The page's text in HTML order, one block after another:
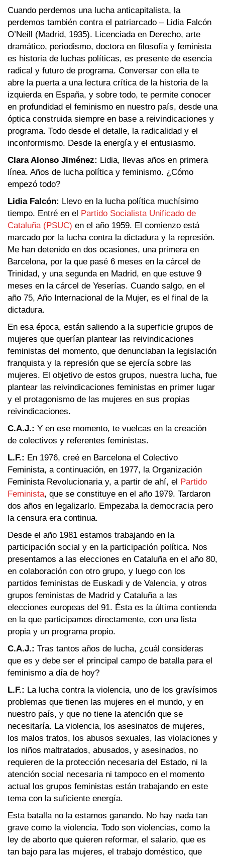
Cuando perdemos una lucha anticapitalista, la
perdemos también contra el patriarcado‬ – Lidia Falcón
O’Neill (Madrid, 1935). Licenciada en Derecho, arte
dramático, periodismo, doctora en filosofía y feminista
es historia de luchas políticas, es presente de esencia
radical y futuro de programa. Conversar con ella te
abre la puerta a una lectura crítica de la historia de la
izquierda en España, y sobre todo, te permite conocer
en profundidad el feminismo en nuestro país, desde una
óptica construida siempre en base a reivindicaciones y
programa. Todo desde el detalle, la radicalidad y el
inconformismo. Desde la energía y el entusiasmo.
Clara Alonso Jiménez: Lidia, llevas años en primera
línea. Años de lucha política y feminismo. ¿Cómo
empezó todo?
Lidia Falcón: Llevo en la lucha política muchísimo
tiempo. Entré en el ‪Partido Socialista Unificado de
Cataluña (PSUC) en el año 1959. El comienzo está
marcado por la lucha contra la dictadura y la represión.
Me han detenido en dos ocasiones, una primera en
Barcelona, por la que pasé 6 meses en la cárcel de
Trinidad, y una segunda en Madrid, en que estuve 9
meses en la cárcel de Yeserías. Cuando salgo, en el
año 75, Año Internacional de la Mujer, es el final de la
dictadura.
En esa época, están saliendo a la superficie grupos de
mujeres que querían plantear las reivindicaciones
feministas del momento, que denunciaban la legislación
franquista y la represión que se ejercía sobre las
mujeres. El objetivo de estos grupos, nuestra lucha, fue
plantear las reivindicaciones feministas en primer lugar
y el protagonismo de las mujeres en sus propias
reivindicaciones.
C.A.J.: Y en ese momento, te vuelcas en la creación
de colectivos y referentes feministas.
L.F.: En 1976, creé en Barcelona el Colectivo
Feminista, a continuación, en 1977, la Organización
Feminista Revolucionaria y, a partir de ahí, el ‪Partido
Feminista, que se constituye en el año 1979. Tardaron
dos años en legalizarlo. Empezaba la democracia pero
la censura era continua.
Desde el año 1981 estamos trabajando en la
participación social y en la participación política. Nos
presentamos a las elecciones en Cataluña en el año 80,
en colaboración con otro grupo, y luego con los
partidos feministas de Euskadi y de Valencia, y otros
grupos feministas de Madrid y Cataluña a las
elecciones europeas del 91. Ésta es la última contienda
en la que participamos directamente, con una lista
propia y un programa propio.
C.A.J.: Tras tantos años de lucha, ¿cuál consideras
que es y debe ser el principal campo de batalla para el
feminismo a día de hoy?
L.F.: La lucha contra la violencia, uno de los gravísimos
problemas que tienen las mujeres en el mundo, y en
nuestro país, y que no tiene la atención que se
necesitaría. La violencia, los asesinatos de mujeres,
los malos tratos, los abusos sexuales, las violaciones y
los niños maltratados, abusados, y asesinados, no
requieren de la protección necesaria del Estado, ni la
atención social necesaria ni tampoco en el momento
actual los grupos feministas están trabajando en este
tema con la suficiente energía.
Esta batalla no la estamos ganando. No hay nada tan
grave como la violencia. Todo son violencias, como la
ley de aborto que quieren reformar, el salario, que es
tan bajo para las mujeres, el trabajo doméstico, que